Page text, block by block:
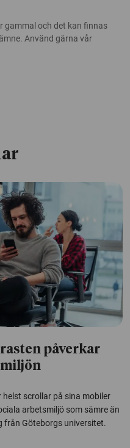
gammal och det kan finnas
Använd gärna vår
påverkar
scrollar på sina mobiler
arbetsmiljö som sämre än
från Göteborgs universitet.